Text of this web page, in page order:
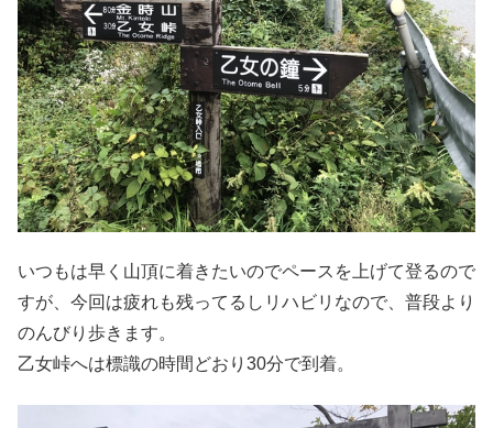
いつもは早く山頂に着きたいのでペースを上げて登るので
すが、今回は疲れも残ってるしリハビリなので、普段より
のんびり歩きます。
乙女峠へは標識の時間どおり30分で到着。